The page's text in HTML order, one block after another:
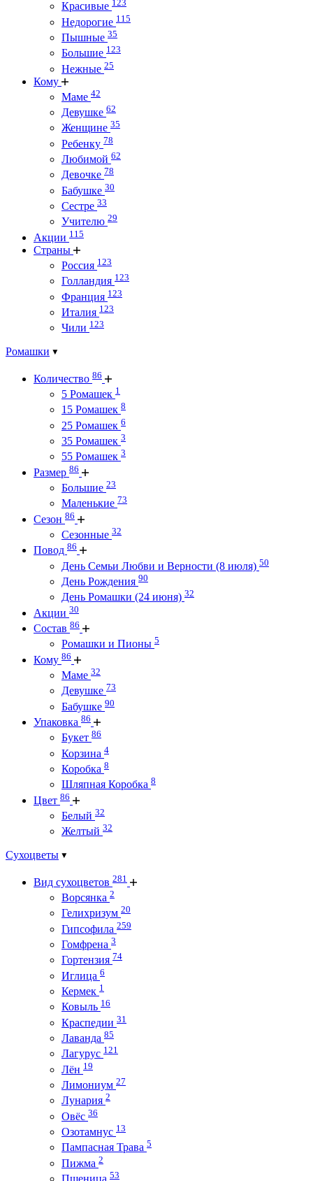
Красивые 123
Недорогие 115
Пышные 35
Большие 123
Нежные 25
Кому
Маме 42
Девушке 62
Женщине 35
Ребенку 78
Любимой 62
Девочке 78
Бабушке 30
Сестре 33
Учителю 29
Акции 115
Страны
Россия 123
Голландия 123
Франция 123
Италия 123
Чили 123
Ромашки
Количество 86
5 Ромашек 1
15 Ромашек 8
25 Ромашек 6
35 Ромашек 3
55 Ромашек 3
Размер 86
Большие 23
Маленькие 73
Сезон 86
Сезонные 32
Повод 86
День Семьи Любви и Верности (8 июля) 50
День Рождения 90
День Ромашки (24 июня) 32
Акции 30
Состав 86
Ромашки и Пионы 5
Кому 86
Маме 32
Девушке 73
Бабушке 90
Упаковка 86
Букет 86
Корзина 4
Коробка 8
Шляпная Коробка 8
Цвет 86
Белый 32
Желтый 32
Сухоцветы
Вид сухоцветов 281
Ворсянка 2
Гелихризум 20
Гипсофила 259
Гомфрена 3
Гортензия 74
Иглица 6
Кермек 1
Ковыль 16
Краспедии 31
Лаванда 85
Лагурус 121
Лён 19
Лимониум 27
Лунария 2
Овёс 36
Озотамнус 13
Пампасная Трава 5
Пижма 2
Пшеница 53